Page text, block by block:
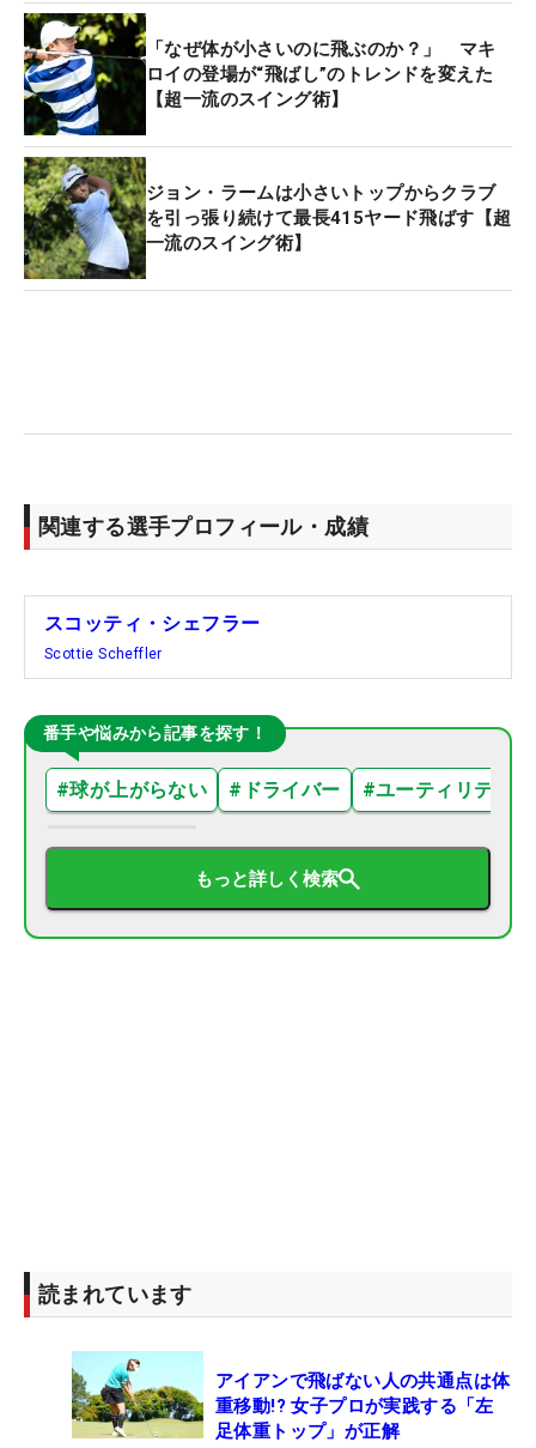
「なぜ体が小さいのに飛ぶのか？」 マキ
ロイの登場が“飛ばし”のトレンドを変えた
【超一流のスイング術】
ジョン・ラームは小さいトップからクラブ
を引っ張り続けて最長415ヤード飛ばす【超
一流のスイング術】
関連する選手プロフィール・成績
スコッティ・シェフラー
Scottie Scheffler
番手や悩みから記事を探す！
#球が上がらない # ドライバー #ユーティリティ
もっと詳しく検索
読まれています
アイアンで飛ばない人の共通点は体
重移動!? 女子プロが実践する「左
足体重トップ」が正解